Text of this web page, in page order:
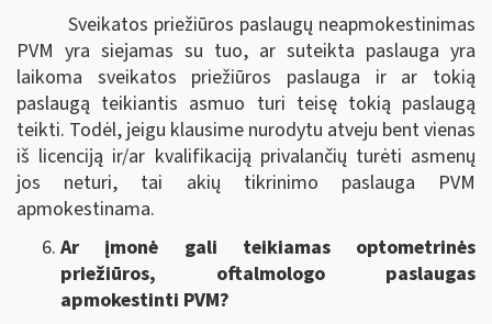
Sveikatos priežiūros paslaugų neapmokestinimas
PVM yra siejamas su tuo, ar suteikta paslauga yra
laikoma sveikatos priežiūros paslauga ir ar tokią
paslaugą teikiantis asmuo turi teisę tokią paslaugą
teikti. Todėl, jeigu klausime nurodytu atveju bent vienas
iš licenciją ir/ar kvalifikaciją privalančių turėti asmenų
jos neturi, tai akių tikrinimo paslauga PVM
apmokestinama.
Ar įmonė gali teikiamas optometrinės
priežiūros, oftalmologo paslaugas
apmokestinti PVM?